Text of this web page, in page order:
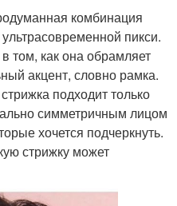
комбинация
пикси.
том, как она обрамляет
акцент, словно рамка.
подходит только
симметричным лицом
хочется подчеркнуть.
стрижку может